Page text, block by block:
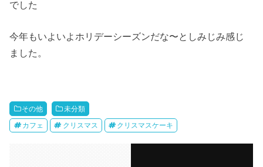
でした
今年もいよいよホリデーシーズンだな〜としみじみ感じ
ました。
その他 未分類
カフェ クリスマス クリスマスケーキ